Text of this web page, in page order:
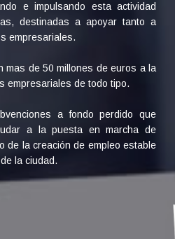
e impulsando esta actividad
destinadas a apoyar tanto a
empresariales.
mas de 50 millones de euros a la
empresariales de todo tipo.
a fondo perdido que
a la puesta en marcha de
de la creación de empleo estable
la ciudad.